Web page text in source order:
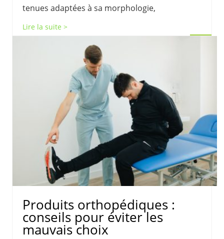
tenues adaptées à sa morphologie,
Lire la suite >
Produits orthopédiques :
conseils pour éviter les
mauvais choix